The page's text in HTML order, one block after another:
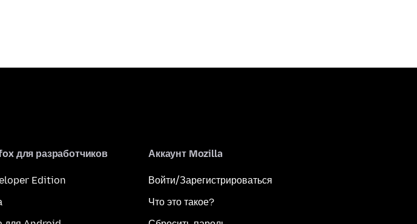
для разработчиков
Edition
Аккаунт Mozilla
Войти/Зарегистрироваться
Что это такое?